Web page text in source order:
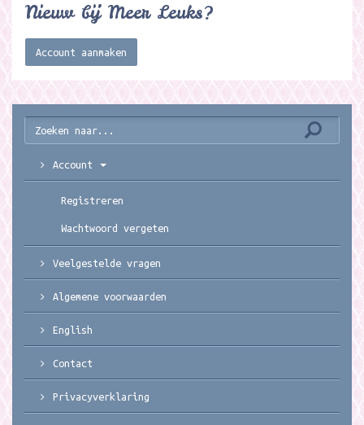
Nieuw bij Meer Leuks?
Account aanmaken
Account
Registreren
Wachtwoord vergeten
Veelgestelde vragen
Algemene voorwaarden
English
Contact
Privacyverklaring